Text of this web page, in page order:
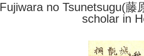
Fujiwara no Tsunetsugu(
scholar in